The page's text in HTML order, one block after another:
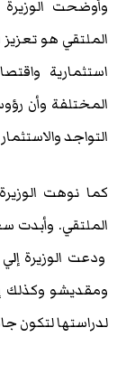
وأوضحت
الملتقي هو
استثمارية
المختلفة وأن
التواجد
كما نوهت
الملتقي. وأبدت
ودعت الوزيرة
ومقديشو وكذلك
لدراستها لتكون